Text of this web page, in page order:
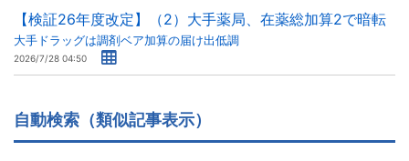
【検証26年度改定】（2）大手薬局、在薬総加算2で暗転
大手ドラッグは調剤ベア加算の届け出低調
2026/7/28 04:50
自動検索（類似記事表示）